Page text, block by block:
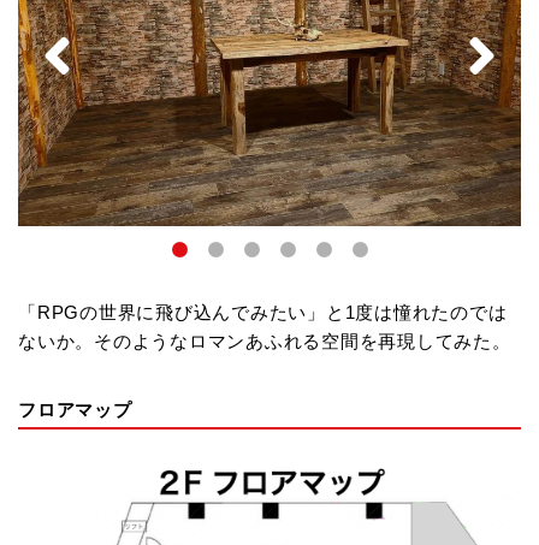
「RPGの世界に飛び込んでみたい」と1度は憧れたのでは
ないか。そのようなロマンあふれる空間を再現してみた。
フロアマップ